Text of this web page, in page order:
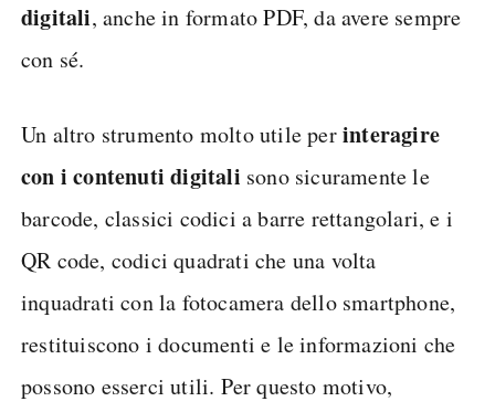
digitali, anche in formato PDF, da avere sempre
con sé.
Un altro strumento molto utile perinteragire
con i contenuti digitali sono sicuramente le
barcode, classici codici a barre rettangolari, e i
QR code, codici quadrati che una volta
inquadrati con la fotocamera dello smartphone,
restituiscono i documenti e le informazioni che
possono esserci utili. Per questo motivo,